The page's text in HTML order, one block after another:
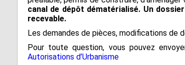
Le
canal de dépôt dématérialisé. Un
recevable.
Les demandes de pièces, modifications de
Pour toute question, vous pouvez
Autorisations d’Urbanisme